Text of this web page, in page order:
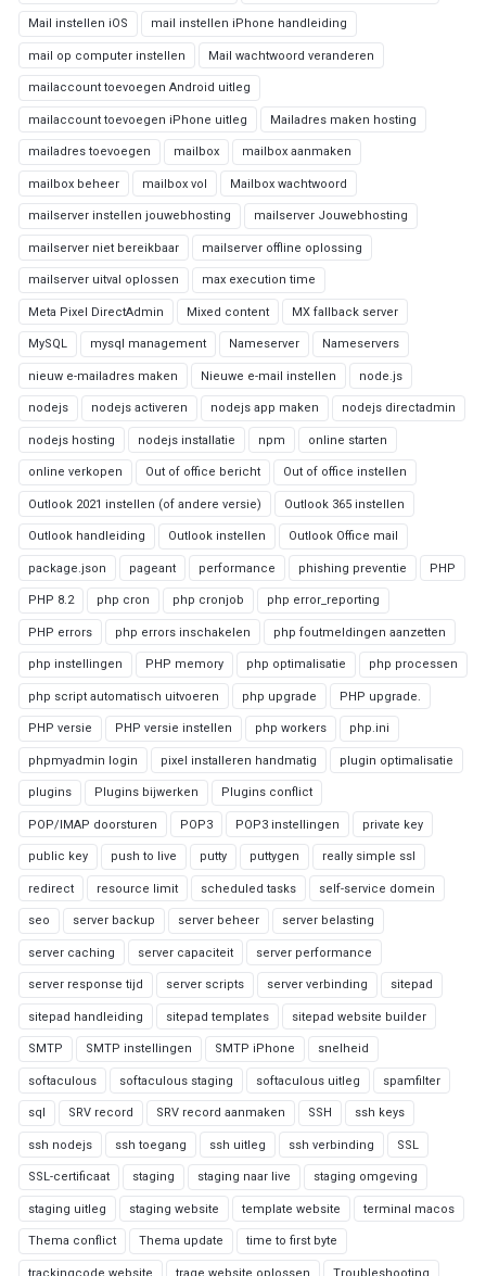
Mail instellen iOS mail instellen iPhone handleiding
mail op computer instellen Mail wachtwoord veranderen
mailaccount toevoegen Android uitleg
mailaccount toevoegen iPhone uitleg Mailadres maken hosting
mailadres toevoegen mailbox mailbox aanmaken
mailbox beheer mailbox vol Mailbox wachtwoord
mailserver instellen jouwebhosting mailserver Jouwebhosting
mailserver niet bereikbaar mailserver offline oplossing
mailserver uitval oplossen max execution time
Meta Pixel DirectAdmin Mixed content MX fallback server
MySQL mysql management Nameserver Nameservers
nieuw e-mailadres maken Nieuwe e-mail instellen node.js
nodejs nodejs activeren nodejs app maken nodejs directadmin
nodejs hosting nodejs installatie npm online starten
online verkopen Out of office bericht Out of office instellen
Outlook 2021 instellen (of andere versie) Outlook 365 instellen
Outlook handleiding Outlook instellen Outlook Office mail
package.json pageant performance phishing preventie PHP
PHP 8.2 php cron php cronjob php error_reporting
PHP errors php errors inschakelen php foutmeldingen aanzetten
php instellingen PHP memory php optimalisatie php processen
php script automatisch uitvoeren php upgrade PHP upgrade.
PHP versie PHP versie instellen php workers php.ini
phpmyadmin login pixel installeren handmatig plugin optimalisatie
plugins Plugins bijwerken Plugins conflict
POP/IMAP doorsturen POP3 POP3 instellingen private key
public key push to live putty puttygen really simple ssl
redirect resource limit scheduled tasks self-service domein
seo server backup server beheer server belasting
server caching server capaciteit server performance
server response tijd server scripts server verbinding sitepad
sitepad handleiding sitepad templates sitepad website builder
SMTP SMTP instellingen SMTP iPhone snelheid
softaculous softaculous staging softaculous uitleg spamfilter
sql SRV record SRV record aanmaken SSH ssh keys
ssh nodejs ssh toegang ssh uitleg ssh verbinding SSL
SSL-certificaat staging staging naar live staging omgeving
staging uitleg staging website template website terminal macos
Thema conflict Thema update time to first byte
trackingcode website trage website oplossen Troubleshooting